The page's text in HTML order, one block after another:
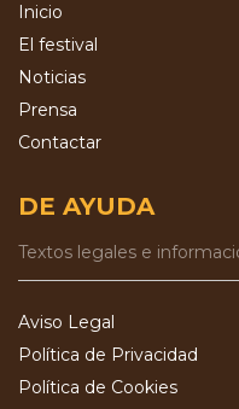
Inicio
El festival
Noticias
Prensa
Contactar
DE AYUDA
Textos legales e
Aviso Legal
Política de Privacidad
Política de Cookies